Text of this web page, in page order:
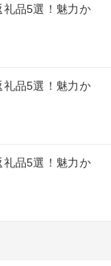
品5選！魅力か
礼品5選！魅力か
品5選！魅力か